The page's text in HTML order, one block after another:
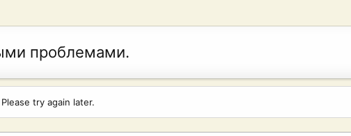
проблемами.
try again later.